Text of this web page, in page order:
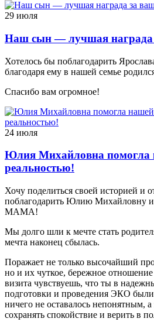
29 июля
Наш сын — лучшая награда
Хотелось бы поблагодарить
благодаря ему в нашей семье
Спасибо вам огромное!
24 июля
Юлия Михайловна помогла
реальностью!
Хочу поделиться своей историей и
поблагодарить Юлию Михайловну и
МАМА!
Мы долго шли к мечте стать
мечта наконец сбылась.
Поражает не только высочайший
но и их чуткое, бережное
визита чувствуешь, что ты в
подготовки и проведения ЭКО
ничего не оставалось непонятным,
сохранять спокойствие и верить в